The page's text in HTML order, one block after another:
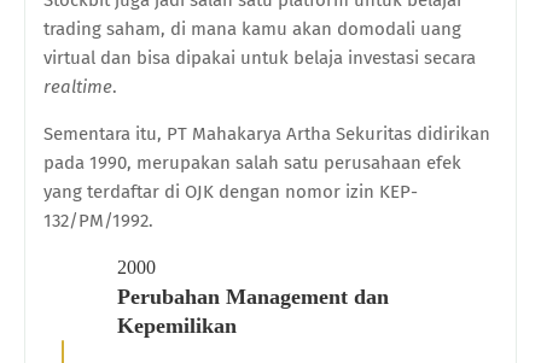
trading saham, di mana kamu akan domodali uang
virtual dan bisa dipakai untuk belaja investasi secara
realtime.
Sementara itu, PT Mahakarya Artha Sekuritas didirikan
pada 1990, merupakan salah satu perusahaan efek
yang terdaftar di OJK dengan nomor izin KEP-
132/PM/1992.
2000
Perubahan Management dan
Kepemilikan